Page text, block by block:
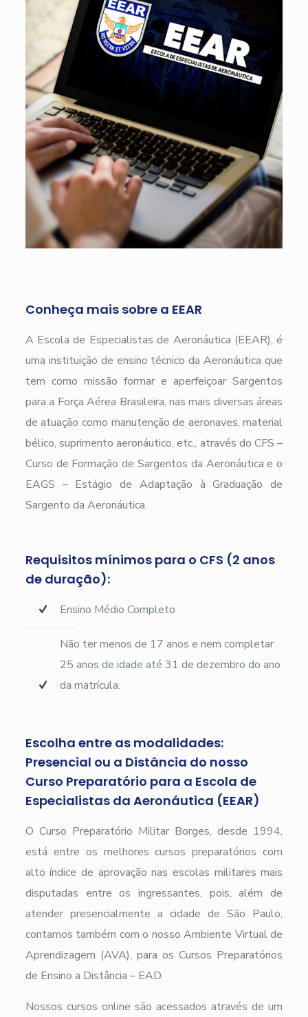
Conheça mais sobre a EEAR
A Escola de Especialistas de Aeronáutica (EEAR), é
uma instituição de ensino técnico da Aeronáutica que
tem como missão formar e aperfeiçoar Sargentos
para a Força Aérea Brasileira, nas mais diversas áreas
de atuação como manutenção de aeronaves, material
bélico, suprimento aeronáutico, etc., através do CFS –
Curso de Formação de Sargentos da Aeronáutica e o
EAGS – Estágio de Adaptação à Graduação de
Sargento da Aeronáutica.
Requisitos mínimos para o CFS (2 anos
de duração):
Ensino Médio Completo
Não ter menos de 17 anos e nem completar
25 anos de idade até 31 de dezembro do ano
da matrícula.
Escolha entre as modalidades:
Presencial ou a Distância do nosso
Curso Preparatório para a Escola de
Especialistas da Aeronáutica (EEAR)
O Curso Preparatório Militar Borges, desde 1994,
está entre os melhores cursos preparatórios com
alto índice de aprovação nas escolas militares mais
disputadas entre os ingressantes, pois, além de
atender presencialmente a cidade de São Paulo,
contamos também com o nosso Ambiente Virtual de
Aprendizagem (AVA), para os Cursos Preparatórios
de Ensino a Distância – EAD.
Nossos cursos online são acessados através de um